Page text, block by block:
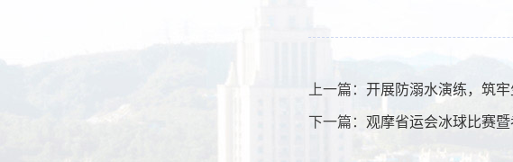
上一篇： 开展防溺水演练，筑
下一篇： 观摩省运会冰球比赛